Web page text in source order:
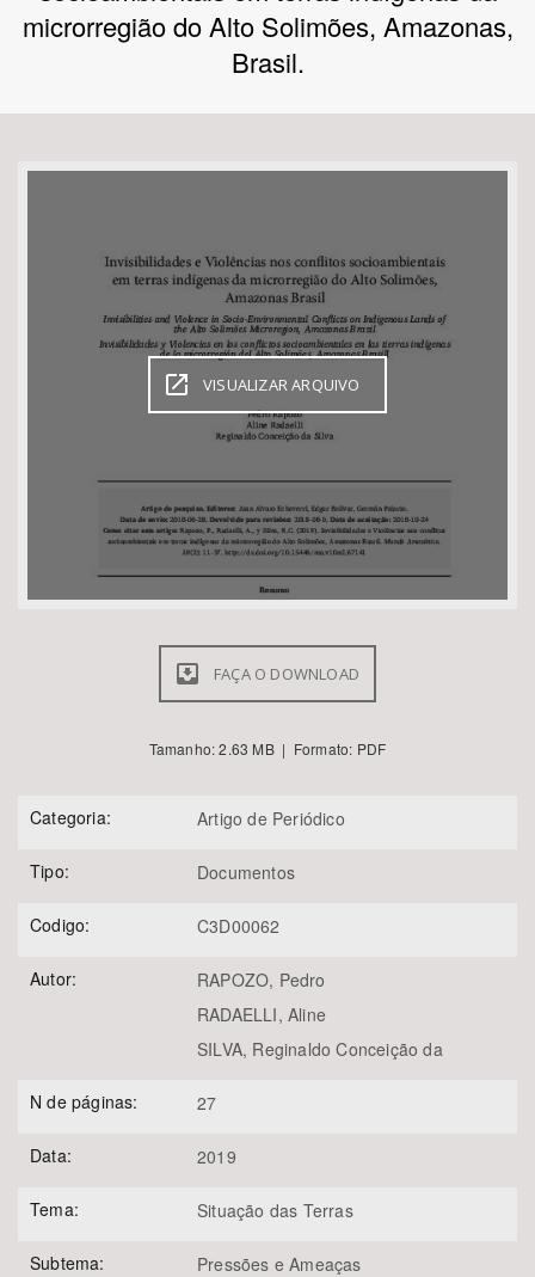
Tema
microrregião do Alto Solimões, Amazonas,
Brasil.
VISUALIZAR ARQUIVO
FAÇA O DOWNLOAD
Tamanho: 2.63 MB | Formato: PDF
Categoria: Artigo de Periódico
Tipo: Documentos
Codigo: C3D00062
Autor:
RAPOZO, Pedro
RADAELLI, Aline
SILVA, Reginaldo Conceição da
N de páginas: 27
Data: 2019
Tema: Situação das Terras
Subtema: Pressões e Ameaças